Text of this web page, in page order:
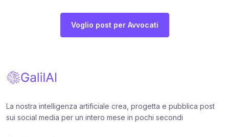
Voglio post per Avvocati
La nostra intelligenza artificiale crea, progetta e pubblica post
sui social media per un intero mese in pochi secondi